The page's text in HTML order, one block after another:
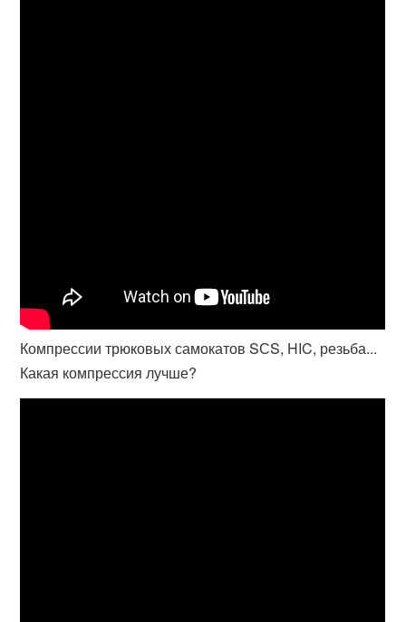
Компрессии трюковых самокатов SСS, HIC, резьба...
Какая компрессия лучше?